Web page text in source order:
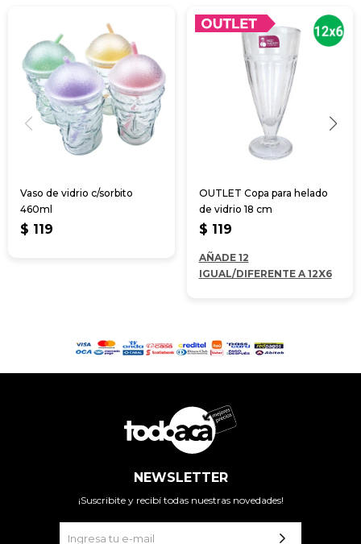
Vaso de vidrio c/sorbito
460ml
$ 119
OUTLET Copa para helado
de vidrio 18 cm
$ 119
AÑADE 12
IGUAL/DIFERENTE A 12X6
NEWSLETTER
¡Suscribite y recibí todas nuestras novedades!